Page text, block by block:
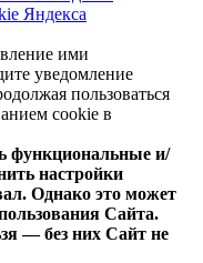
Яндекса
ими
уведомление
пользоваться
cookie в
функциональные и/
настройки
Однако это может
Сайта.
— без них Сайт не